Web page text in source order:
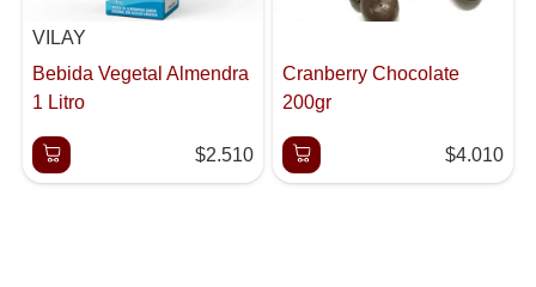
VILAY
Bebida Vegetal Almendra
1 Litro
$2.510
Cranberry Chocolate
200gr
$4.010